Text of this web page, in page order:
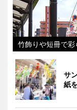
竹飾りや短冊で
サ
紙